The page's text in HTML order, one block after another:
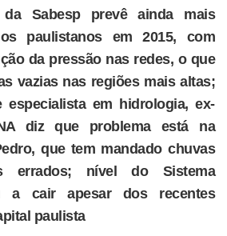
da Sabesp prevê ainda mais
paulistanos em 2015, com
da pressão nas redes, o que
vazias nas regiões mais altas;
especialista em hidrologia, ex-
diz que problema está na
que tem mandado chuvas
errados; nível do Sistema
a cair apesar dos recentes
paulista